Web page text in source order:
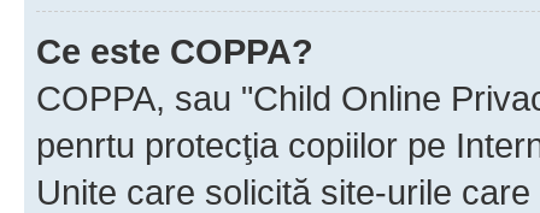
Ce este COPPA?
COPPA, sau "Child Online
penrtu protecţia copiilor pe
Unite care solicită site-urile